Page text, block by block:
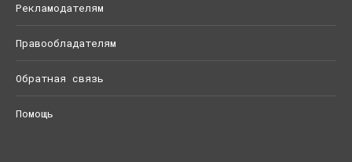
Рекламодателям
Правообладателям
Обратная связь
Помощь